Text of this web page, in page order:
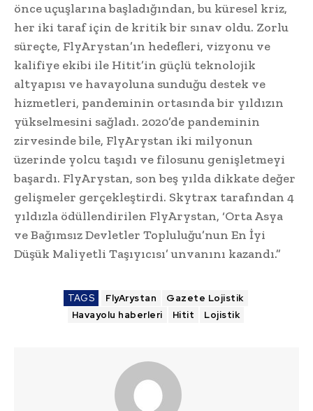
önce uçuşlarına başladığından, bu küresel kriz,
her iki taraf için de kritik bir sınav oldu. Zorlu
süreçte, FlyArystan’ın hedefleri, vizyonu ve
kalifiye ekibi ile Hitit’in güçlü teknolojik
altyapısı ve havayoluna sunduğu destek ve
hizmetleri, pandeminin ortasında bir yıldızın
yükselmesini sağladı. 2020’de pandeminin
zirvesinde bile, FlyArystan iki milyonun
üzerinde yolcu taşıdı ve filosunu genişletmeyi
başardı. FlyArystan, son beş yılda dikkate değer
gelişmeler gerçekleştirdi. Skytrax tarafından 4
yıldızla ödüllendirilen FlyArystan, ‘Orta Asya
ve Bağımsız Devletler Topluluğu’nun En İyi
Düşük Maliyetli Taşıyıcısı’ unvanını kazandı.”
TAGS FlyArystan
Gazete Lojistik
Havayolu haberleri
Hitit Lojistik